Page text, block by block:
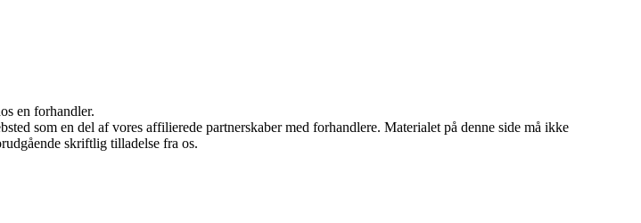
en forhandler.
som en del af vores affilierede partnerskaber med forhandlere. Materialet på denne side må ikke
skriftlig tilladelse fra os.